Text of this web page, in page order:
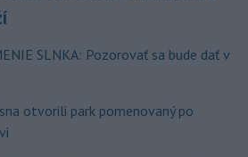
SLNKA: Pozorovať sa bude dať v
otvorili park pomenovaný po